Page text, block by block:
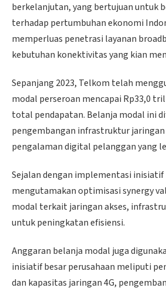
berkelanjutan, yang bertujuan untuk
terhadap pertumbuhan ekonomi
memperluas penetrasi layanan
kebutuhan konektivitas yang kian
Sepanjang 2023, Telkom telah
modal perseroan mencapai Rp33,0
total pendapatan. Belanja modal ini
pengembangan infrastruktur
pengalaman digital pelanggan yang
Sejalan dengan implementasi inisiatif
mengutamakan optimisasi synergy
modal terkait jaringan akses,
untuk peningkatan efisiensi.
Anggaran belanja modal juga
inisiatif besar perusahaan meliputi
dan kapasitas jaringan 4G,